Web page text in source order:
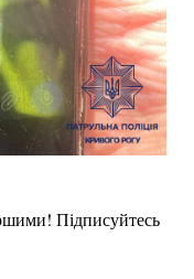
Підписуйтесь